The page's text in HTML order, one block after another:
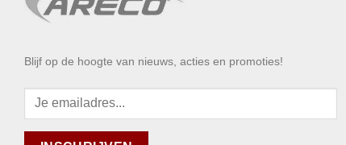
Blijf op de hoogte van nieuws, acties en promoties!